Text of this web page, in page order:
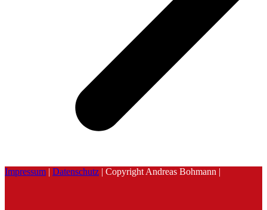
Impressum | Datenschutz | Copyright Andreas Bohmann |